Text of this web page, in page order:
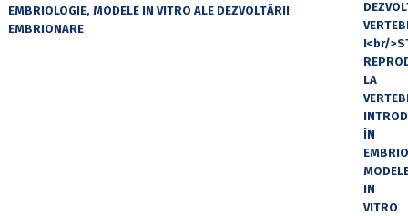
EMBRIOLOGIE, MODELE IN VITRO ALE DEZVOLTĂRII
EMBRIONARE